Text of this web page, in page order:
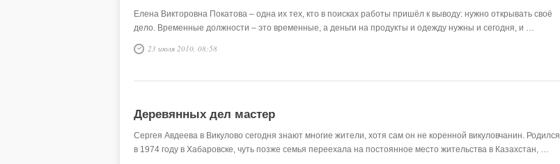
Елена Викторовна Покатова – одна их тех, кто в поисках работы пришёл к выводу: нужно открывать своё
дело. Временные должности – это временные, а деньги на продукты и одежду нужны и сегодня, и …
23 июля 2010, 08:58
Деревянных дел мастер
Сергея Авдеева в Викулово сегодня знают многие жители, хотя сам он не коренной викуловчанин. Родился
в 1974 году в Хабаровске, чуть позже семья переехала на постоянное место жительства в Казахстан, …